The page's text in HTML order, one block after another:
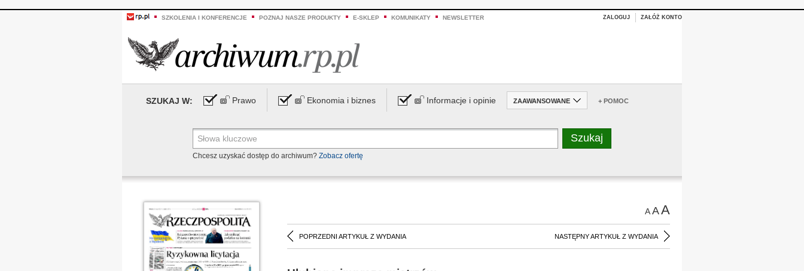
SZKOLENIA I KONFERENCJE POZNAJ NASZE PRODUKTY E-SKLEP KOMUNIKATY NEWSLETTER ZALOGUJ ZAŁÓŻ KONTO
SZUKAJ W: Prawo Ekonomia i biznes Informacje i opinie ZAAWANSOWANE + POMOC
Chcesz uzyskać dostęp do archiwum? Zobacz ofertę
AAA
POPRZEDNI ARTYKUŁ Z WYDANIA NASTĘPNY ARTYKUŁ Z WYDANIA